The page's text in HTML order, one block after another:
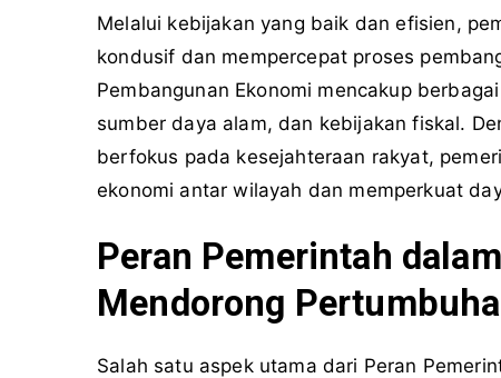
Melalui kebijakan yang baik dan efisien,
kondusif dan mempercepat proses
Pembangunan Ekonomi mencakup
sumber daya alam, dan kebijakan fiskal.
berfokus pada kesejahteraan rakyat,
ekonomi antar wilayah dan memperkuat
Peran Pemerintah
Mendorong
Salah satu aspek utama dari Peran